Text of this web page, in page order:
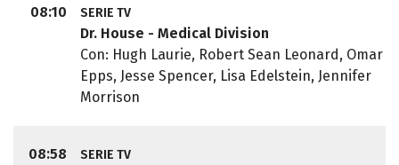
08:10 SERIE TV
Dr. House - Medical Division
Con: Hugh Laurie, Robert Sean Leonard, Omar
Epps, Jesse Spencer, Lisa Edelstein, Jennifer
Morrison
08:58 SERIE TV